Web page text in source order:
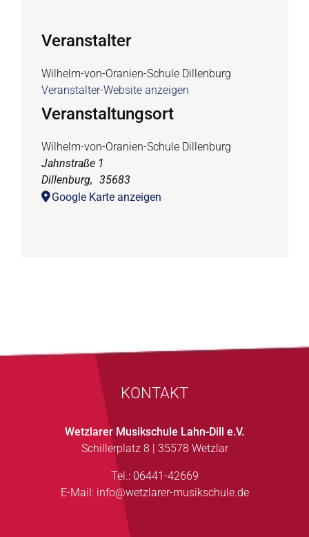
Veranstaltungsort
Wilhelm-von-Oranien-Schule Dillenburg
Jahnstraße 1
Dillenburg, 35683
Google Karte anzeigen
Veranstalter
Wilhelm-von-Oranien-Schule Dillenburg
Veranstalter-Website anzeigen
KONTAKT
Wetzlarer Musikschule Lahn-Dill e.V.
Schillerplatz 8 | 35578 Wetzlar
Tel.: 06441-42669
E-Mail: info@wetzlarer-musikschule.de